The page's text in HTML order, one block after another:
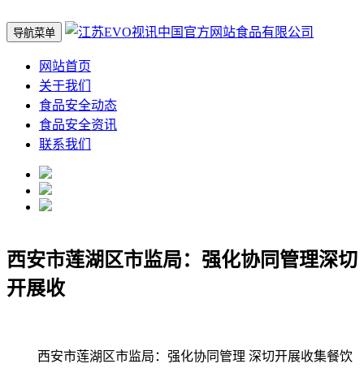
导航菜单
网站首页
关于我们
食品安全动态
食品安全资讯
联系我们
西安市莲湖区市监局：强化协同管理深切
开展收
西安市莲湖区市监局：强化协同管理 深切开展收集餐饮